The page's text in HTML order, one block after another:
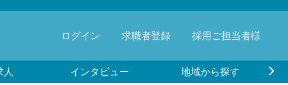
ログイン 求職者登録 採用ご担当者様
人 インタビュー 地域から探す